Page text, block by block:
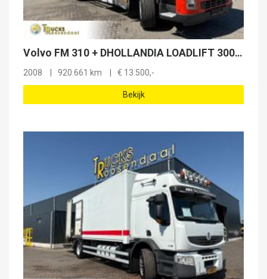
Volvo FM 310 + DHOLLANDIA LOADLIFT 3000 KG + SIDE DOOR + EURO 5
2008 920.661 km € 13.500,-
Bekijk